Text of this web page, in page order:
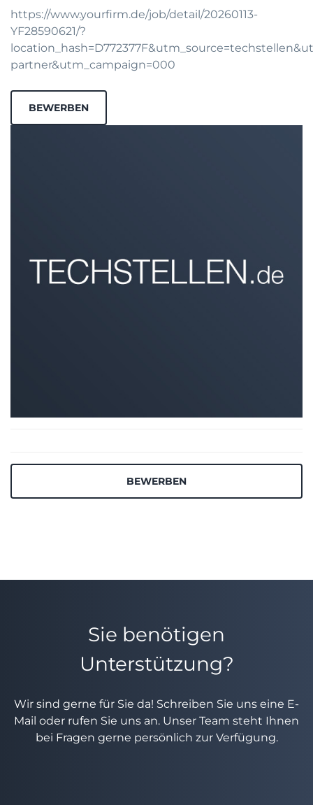
https://www.yourfirm.de/job/detail/20260113-
YF28590621/?
partner&utm_campaign=000
BEWERBEN
BEWERBEN
Sie benötigen
Unterstützung?
Wir sind gerne für Sie da! Schreiben Sie uns eine E-
Mail oder rufen Sie uns an. Unser Team steht Ihnen
bei Fragen gerne persönlich zur Verfügung.